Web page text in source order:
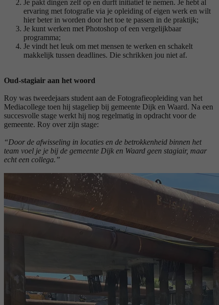
Je pakt dingen zelf op en durft initiatief te nemen. Je hebt al
ervaring met fotografie via je opleiding of eigen werk en wilt
hier beter in worden door het toe te passen in de praktijk;
Je kunt werken met Photoshop of een vergelijkbaar
programma;
Je vindt het leuk om met mensen te werken en schakelt
makkelijk tussen deadlines. Die schrikken jou niet af.
Oud-stagiair aan het woord
Roy was tweedejaars student aan de Fotografieopleiding van het
Mediacollege toen hij stageliep bij gemeente Dijk en Waard. Na een
succesvolle stage werkt hij nog regelmatig in opdracht voor de
gemeente. Roy over zijn stage:
“Door de afwisseling in locaties en de betrokkenheid binnen het
team voel je je bij de gemeente Dijk en Waard geen stagiair, maar
echt een collega.”